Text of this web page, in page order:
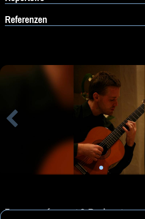
Referenzen
Zusammenfassung & Buchung